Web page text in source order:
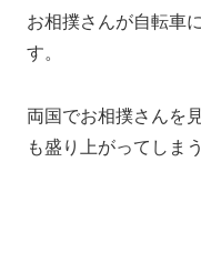
お相撲さんが自転車
す。
両国でお相撲さんを
も盛り上がってしま